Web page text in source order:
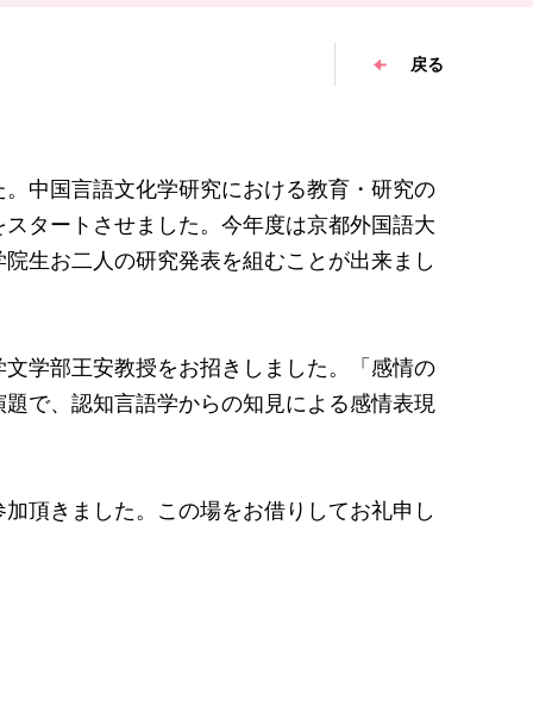
戻る
中国言語文化学研究における教育・研究の
タートさせました。今年度は京都外国語大
生お二人の研究発表を組むことが出来まし
学部王安教授をお招きしました。「感情の
で、認知言語学からの知見による感情表現
頂きました。この場をお借りしてお礼申し